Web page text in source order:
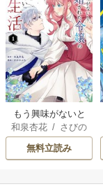
もう興味がないと
離婚された令嬢の
意外と楽しい新生
活
和泉杏花 / さびの
ぶち
無料立読み